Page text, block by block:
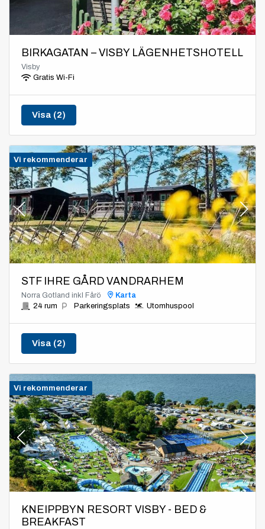
BIRKAGATAN – VISBY LÄGENHETSHOTELL
Visby
Gratis Wi-Fi
Visa (2)
Vi rekommenderar
STF IHRE GÅRD VANDRARHEM
Norra Gotland inkl Fårö
Karta
24 rum
Parkeringsplats Utomhuspool
Visa (2)
Vi rekommenderar
KNEIPPBYN RESORT VISBY - BED &
BREAKFAST